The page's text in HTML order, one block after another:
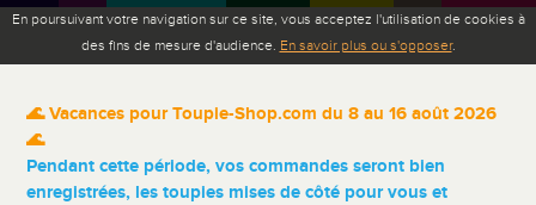
En poursuivant votre navigation sur ce site, vous acceptez l'utilisation de cookies à
des fins de mesure d'audience. En savoir plus ou s'opposer.
🌊 Vacances pour Toupie-Shop.com du 8 au 16 août 2026
🌊
Pendant cette période, vos commandes seront bien
enregistrées, les toupies mises de côté pour vous et